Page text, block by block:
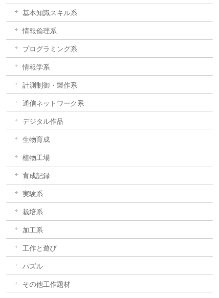
基本知識スキル系
情報倫理系
プログラミング系
情報学系
計測制御・製作系
通信ネットワーク系
デジタル作品
生物育成
植物工場
育成記録
実験系
栽培系
加工系
工作と遊び
パズル
その他工作題材